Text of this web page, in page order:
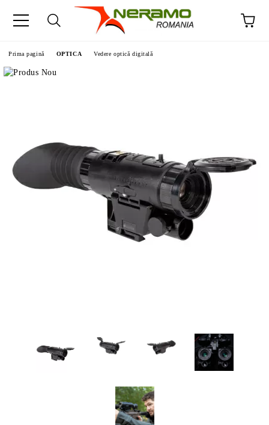
Prima pagină OPTICA Vedere optică digitală